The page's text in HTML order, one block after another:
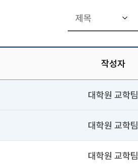
작성자
대학원 교학팀
대학원 교학팀
대학원 교학팀